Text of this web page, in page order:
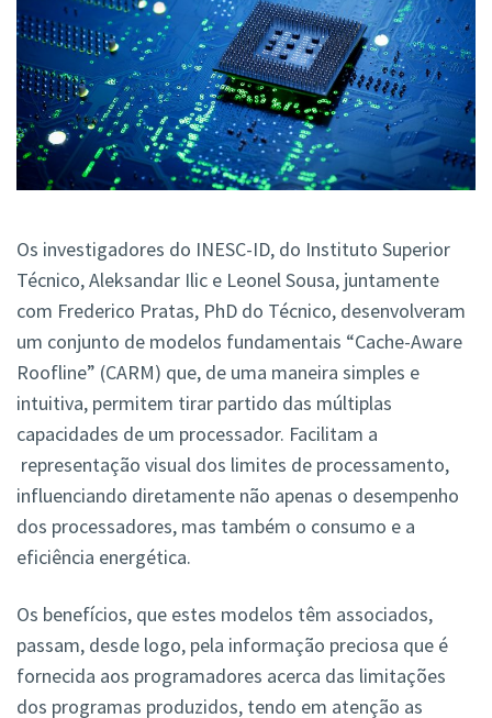
Os investigadores do INESC-ID, do Instituto Superior
Técnico, Aleksandar Ilic e Leonel Sousa, juntamente
com Frederico Pratas, PhD do Técnico, desenvolveram
um conjunto de modelos fundamentais “Cache-Aware
Roofline” (CARM) que, de uma maneira simples e
intuitiva, permitem tirar partido das múltiplas
capacidades de um processador. Facilitam a
representação visual dos limites de processamento,
influenciando diretamente não apenas o desempenho
dos processadores, mas também o consumo e a
eficiência energética.
Os benefícios, que estes modelos têm associados,
passam, desde logo, pela informação preciosa que é
fornecida aos programadores acerca das limitações
dos programas produzidos, tendo em atenção as